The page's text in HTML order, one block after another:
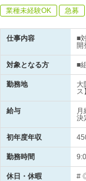
業種未経験OK 急募
仕事内容
■
開
対象となる方 ■
勤務地
大
給与
決
初年度年収
勤務時間
休日・休暇 #